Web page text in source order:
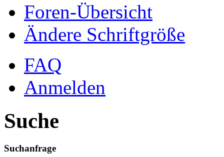
Foren-Übersicht
Ändere Schriftgröße
FAQ
Anmelden
Suche
Suchanfrage